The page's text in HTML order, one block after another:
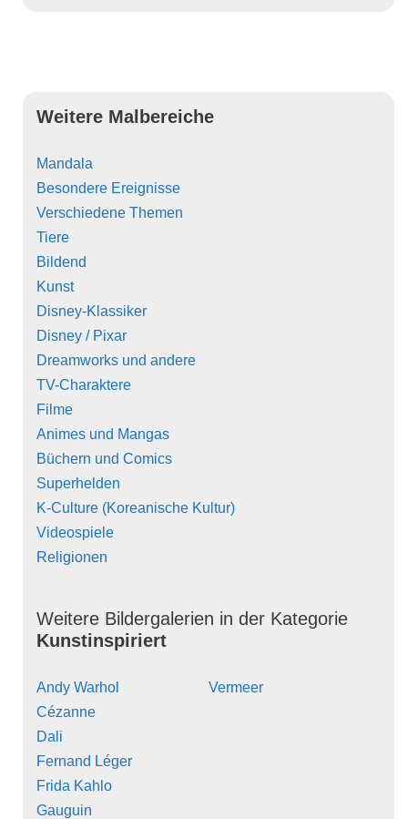
Weitere Malbereiche
Mandala
Besondere Ereignisse
Verschiedene Themen
Tiere
Bildend
Kunst
Disney-Klassiker
Disney / Pixar
Dreamworks und andere
TV-Charaktere
Filme
Animes und Mangas
Büchern und Comics
Superhelden
K-Culture (Koreanische Kultur)
Videospiele
Religionen
Weitere Bildergalerien in der Kategorie
Kunstinspiriert
Andy Warhol
Cézanne
Dali
Fernand Léger
Frida Kahlo
Gauguin
Vermeer